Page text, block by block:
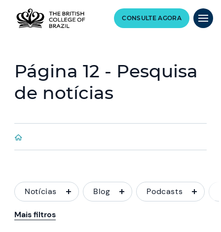
CONSULTE AGORA
Página 12 - Pesquisa
de notícias
Notícias Blog Podcasts
Mais filtros